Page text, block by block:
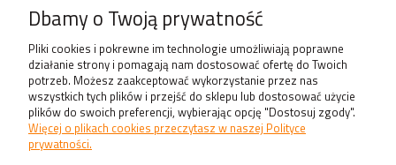
Dbamy o Twoją prywatność
Pliki cookies i pokrewne im technologie umożliwiają poprawne
działanie strony i pomagają nam dostosować ofertę do Twoich
potrzeb. Możesz zaakceptować wykorzystanie przez nas
wszystkich tych plików i przejść do sklepu lub dostosować użycie
plików do swoich preferencji, wybierając opcję "Dostosuj zgody".
Więcej o plikach cookies przeczytasz w naszej Polityce
prywatności.